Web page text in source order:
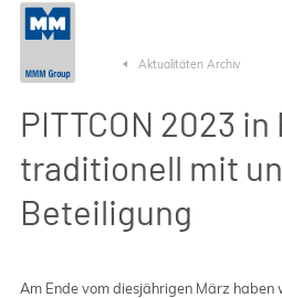
Aktualitäten Archiv
PITTCON 2023
traditionell mit
Beteiligung
Am Ende vom diesjährigen März haben